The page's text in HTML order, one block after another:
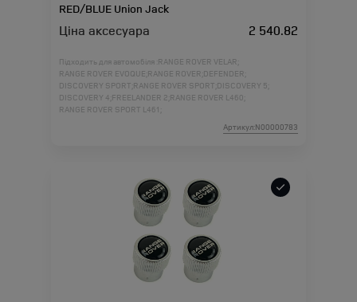
RED/BLUE Union Jack
Ціна аксесуара 2 540.82
Підходить для автомобіля : RANGE ROVER VELAR;
RANGE ROVER EVOQUE; RANGE ROVER; DEFENDER;
DISCOVERY SPORT; RANGE ROVER SPORT; DISCOVERY 5;
DISCOVERY 4; FREELANDER 2; RANGE ROVER L460;
RANGE ROVER SPORT L461;
Артикул:N00000783